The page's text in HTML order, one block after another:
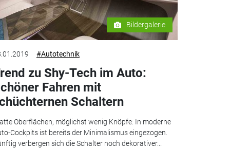
Bildergalerie
#Autotechnik
zu Shy-Tech im Auto:
Fahren mit
Schaltern
Oberflächen, möglichst wenig Knöpfe: In moderne
Cockpits ist bereits der Minimalismus eingezogen.
verbergen sich die Schalter noch dekorativer...